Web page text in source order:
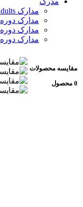
مدارک Adults
مدارک دوره Primary
مدارک دوره Secondary
مدارک دوره TTC
مقایسه محصولات
0 محصول